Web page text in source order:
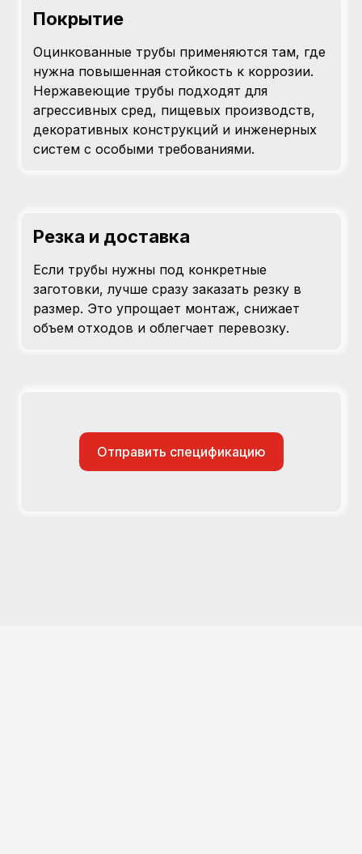
Покрытие
Оцинкованные трубы применяются там, где
нужна повышенная стойкость к коррозии.
Нержавеющие трубы подходят для
агрессивных сред, пищевых производств,
декоративных конструкций и инженерных
систем с особыми требованиями.
Резка и доставка
Если трубы нужны под конкретные
заготовки, лучше сразу заказать резку в
размер. Это упрощает монтаж, снижает
объем отходов и облегчает перевозку.
Отправить спецификацию